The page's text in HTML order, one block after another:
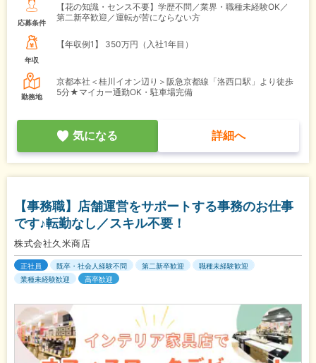
応募条件
【花の知識・センス不要】学歴不問／業界・職種未経験OK／
第二新卒歓迎／運転が苦にならない方
年収
【年収例1】 350万円（入社1年目）
勤務地
京都本社＜桂川イオン辺り＞阪急京都線「洛西口駅」より徒歩
5分★マイカー通勤OK・駐車場完備
気になる 詳細へ
【事務職】店舗運営をサポートする事務のお仕事
です♪転勤なし／スキル不要！
株式会社久米商店
正社員 既卒・社会人経験不問 第二新卒歓迎
職種未経験歓迎
業種未経験歓迎
高卒歓迎